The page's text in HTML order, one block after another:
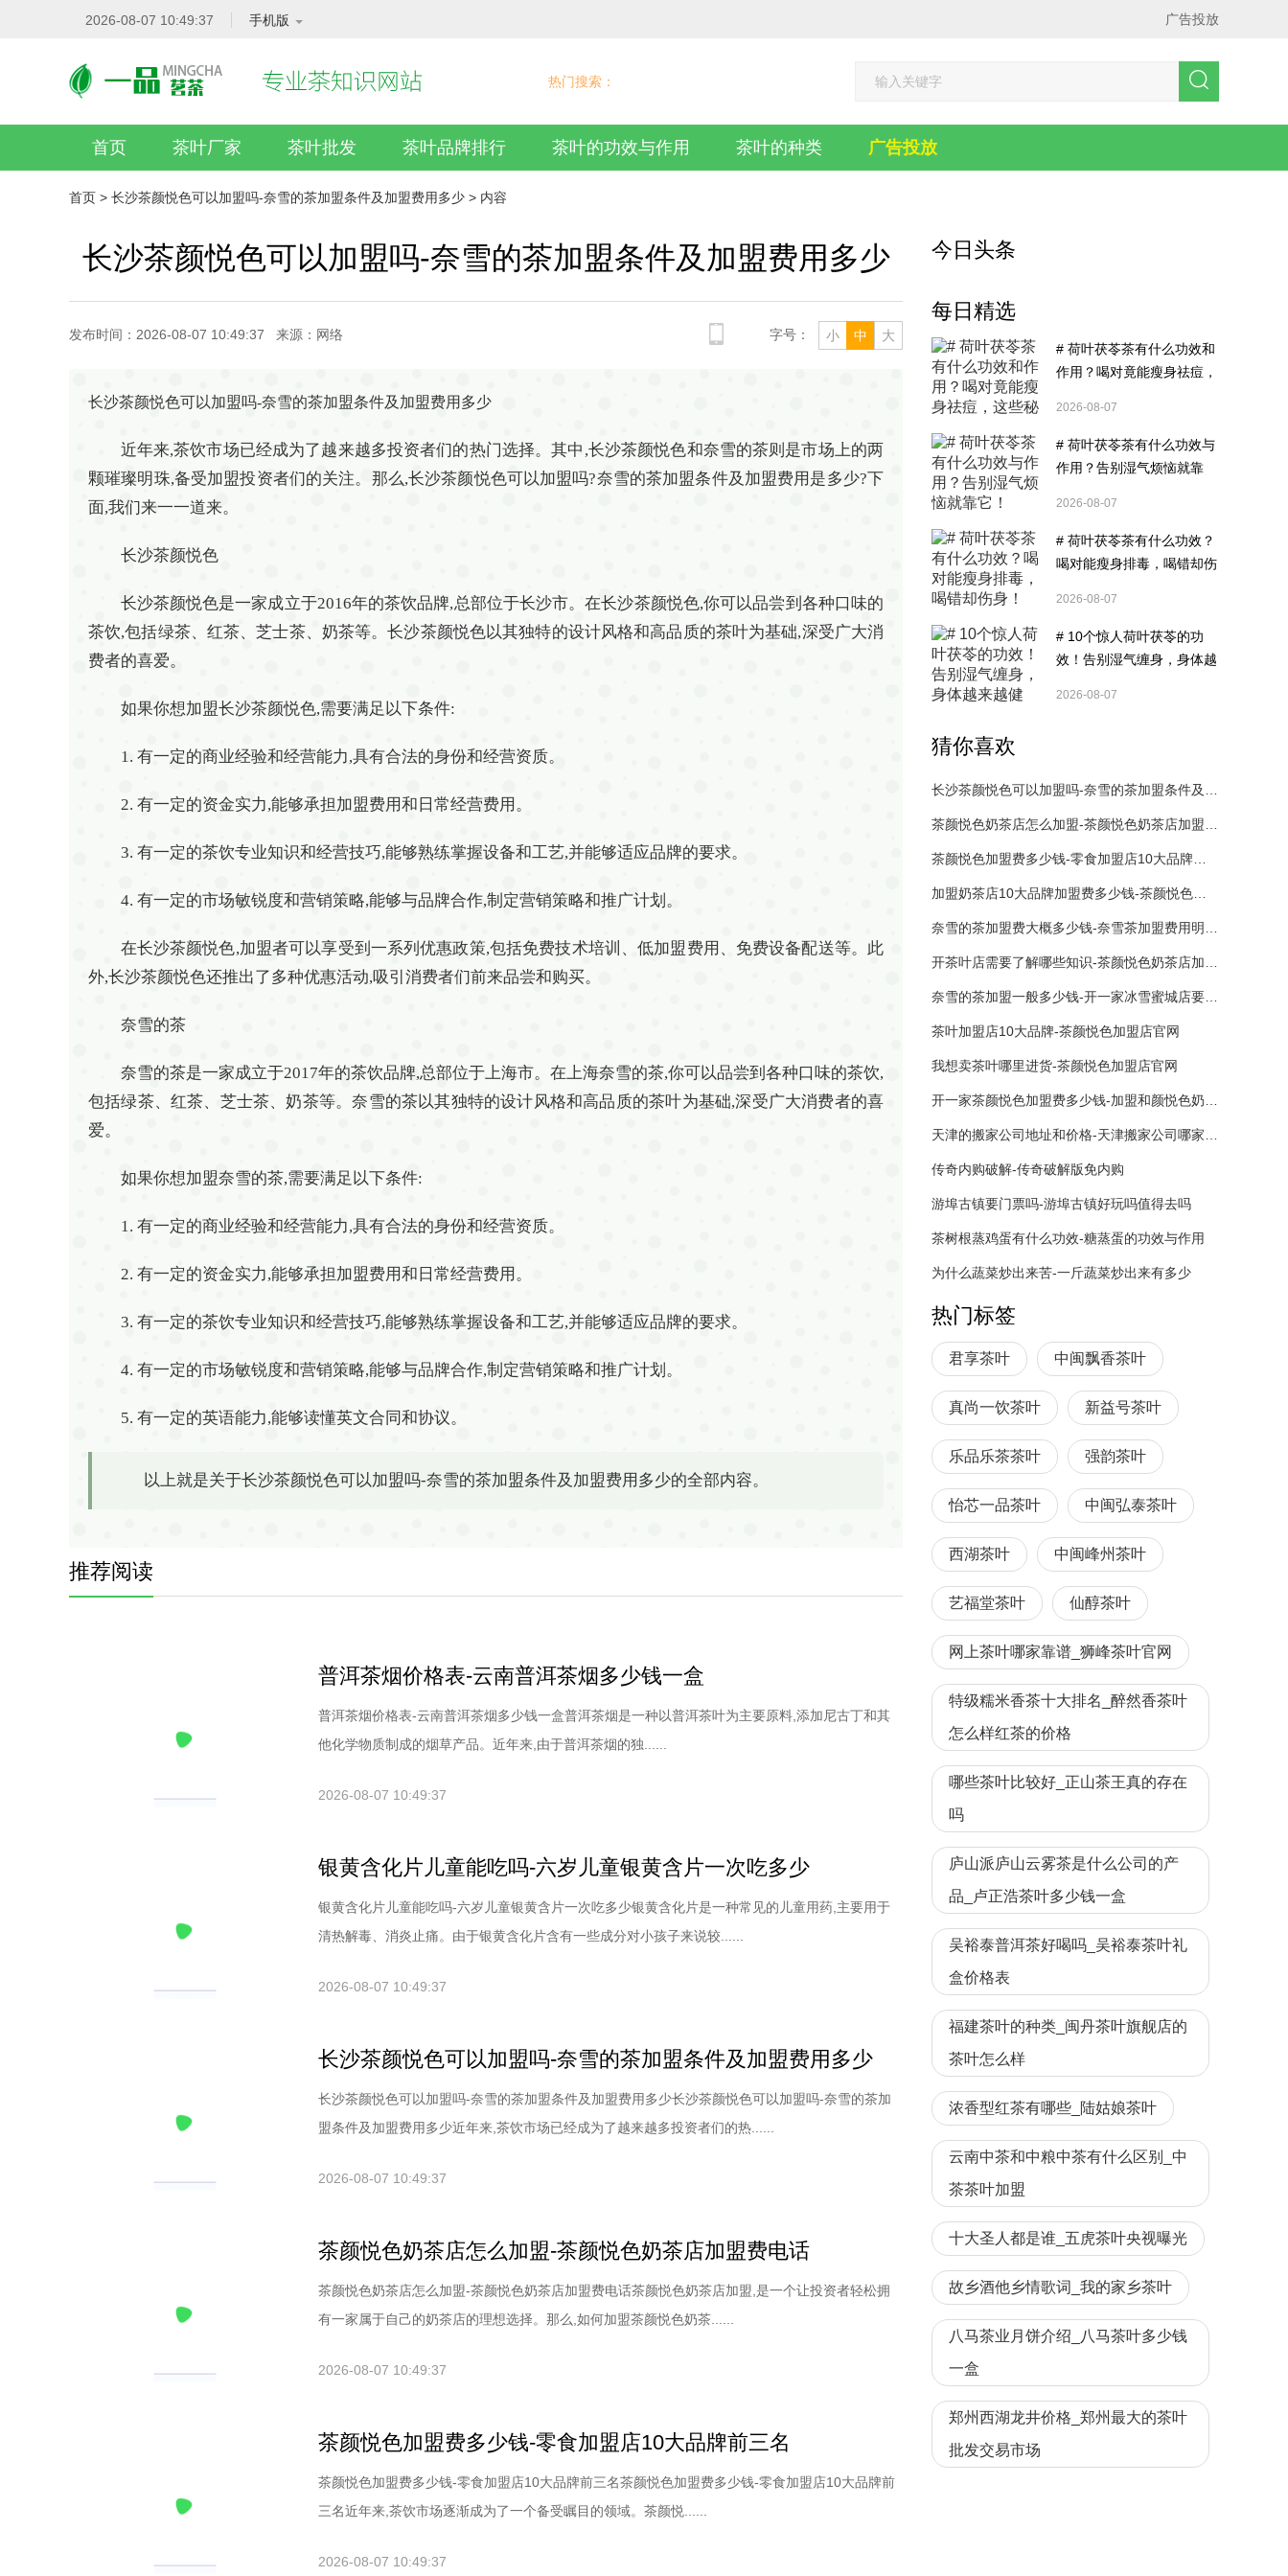
2026-08-07 10:49:37 手机版 广告投放
热门搜索：
首页 茶叶厂家 茶叶批发 茶叶品牌排行 茶叶的功效与作用 茶叶的种类 广告投放
首页 > 长沙茶颜悦色可以加盟吗-奈雪的茶加盟条件及加盟费用多少 > 内容
长沙茶颜悦色可以加盟吗-奈雪的茶加盟条件及加盟费用多少
发布时间：2026-08-07 10:49:37 来源：网络 小 中 大
字号：
长沙茶颜悦色可以加盟吗-奈雪的茶加盟条件及加盟费用多少
近年来,茶饮市场已经成为了越来越多投资者们的热门选择。其中,长沙茶颜悦色和奈雪的茶则是市场上的两
颗璀璨明珠,备受加盟投资者们的关注。那么,长沙茶颜悦色可以加盟吗?奈雪的茶加盟条件及加盟费用是多少?下
面,我们来一一道来。
长沙茶颜悦色
长沙茶颜悦色是一家成立于2016年的茶饮品牌,总部位于长沙市。在长沙茶颜悦色,你可以品尝到各种口味的
茶饮,包括绿茶、红茶、芝士茶、奶茶等。长沙茶颜悦色以其独特的设计风格和高品质的茶叶为基础,深受广大消
费者的喜爱。
如果你想加盟长沙茶颜悦色,需要满足以下条件:
1. 有一定的商业经验和经营能力,具有合法的身份和经营资质。
2. 有一定的资金实力,能够承担加盟费用和日常经营费用。
3. 有一定的茶饮专业知识和经营技巧,能够熟练掌握设备和工艺,并能够适应品牌的要求。
4. 有一定的市场敏锐度和营销策略,能够与品牌合作,制定营销策略和推广计划。
在长沙茶颜悦色,加盟者可以享受到一系列优惠政策,包括免费技术培训、低加盟费用、免费设备配送等。此
外,长沙茶颜悦色还推出了多种优惠活动,吸引消费者们前来品尝和购买。
奈雪的茶
奈雪的茶是一家成立于2017年的茶饮品牌,总部位于上海市。在上海奈雪的茶,你可以品尝到各种口味的茶饮,
包括绿茶、红茶、芝士茶、奶茶等。奈雪的茶以其独特的设计风格和高品质的茶叶为基础,深受广大消费者的喜
爱。
如果你想加盟奈雪的茶,需要满足以下条件:
1. 有一定的商业经验和经营能力,具有合法的身份和经营资质。
2. 有一定的资金实力,能够承担加盟费用和日常经营费用。
3. 有一定的茶饮专业知识和经营技巧,能够熟练掌握设备和工艺,并能够适应品牌的要求。
4. 有一定的市场敏锐度和营销策略,能够与品牌合作,制定营销策略和推广计划。
5. 有一定的英语能力,能够读懂英文合同和协议。
以上就是关于长沙茶颜悦色可以加盟吗-奈雪的茶加盟条件及加盟费用多少的全部内容。
推荐阅读
普洱茶烟价格表-云南普洱茶烟多少钱一盒
普洱茶烟价格表-云南普洱茶烟多少钱一盒普洱茶烟是一种以普洱茶叶为主要原料,添加尼古丁和其
他化学物质制成的烟草产品。近年来,由于普洱茶烟的独......
2026-08-07 10:49:37
银黄含化片儿童能吃吗-六岁儿童银黄含片一次吃多少
银黄含化片儿童能吃吗-六岁儿童银黄含片一次吃多少银黄含化片是一种常见的儿童用药,主要用于
清热解毒、消炎止痛。由于银黄含化片含有一些成分对小孩子来说较......
2026-08-07 10:49:37
长沙茶颜悦色可以加盟吗-奈雪的茶加盟条件及加盟费用多少
长沙茶颜悦色可以加盟吗-奈雪的茶加盟条件及加盟费用多少长沙茶颜悦色可以加盟吗-奈雪的茶加
盟条件及加盟费用多少近年来,茶饮市场已经成为了越来越多投资者们的热......
2026-08-07 10:49:37
茶颜悦色奶茶店怎么加盟-茶颜悦色奶茶店加盟费电话
茶颜悦色奶茶店怎么加盟-茶颜悦色奶茶店加盟费电话茶颜悦色奶茶店加盟,是一个让投资者轻松拥
有一家属于自己的奶茶店的理想选择。那么,如何加盟茶颜悦色奶茶......
2026-08-07 10:49:37
茶颜悦色加盟费多少钱-零食加盟店10大品牌前三名
茶颜悦色加盟费多少钱-零食加盟店10大品牌前三名茶颜悦色加盟费多少钱-零食加盟店10大品牌前
三名近年来,茶饮市场逐渐成为了一个备受瞩目的领域。茶颜悦......
2026-08-07 10:49:37
今日头条
每日精选
# 荷叶茯苓茶有什么功效和
作用？喝对竟能瘦身祛痘，
2026-08-07
# 荷叶茯苓茶有什么功效与
作用？告别湿气烦恼就靠
2026-08-07
# 荷叶茯苓茶有什么功效？
喝对能瘦身排毒，喝错却伤
2026-08-07
# 10个惊人荷叶茯苓的功
效！告别湿气缠身，身体越
2026-08-07
猜你喜欢
茶叶加盟店10大品牌-茶颜悦色加盟店官网
我想卖茶叶哪里进货-茶颜悦色加盟店官网
传奇内购破解-传奇破解版免内购
游埠古镇要门票吗-游埠古镇好玩吗值得去吗
茶树根蒸鸡蛋有什么功效-糖蒸蛋的功效与作用
为什么蔬菜炒出来苦-一斤蔬菜炒出来有多少
热门标签
君享茶叶 中闽飘香茶叶
真尚一饮茶叶 新益号茶叶
乐品乐茶茶叶 强韵茶叶
怡芯一品茶叶 中闽弘泰茶叶
西湖茶叶 中闽峰州茶叶
艺福堂茶叶 仙醇茶叶
网上茶叶哪家靠谱_狮峰茶叶官网
特级糯米香茶十大排名_醉然香茶叶
怎么样红茶的价格
哪些茶叶比较好_正山茶王真的存在
吗
庐山派庐山云雾茶是什么公司的产
品_卢正浩茶叶多少钱一盒
吴裕泰普洱茶好喝吗_吴裕泰茶叶礼
盒价格表
福建茶叶的种类_闽丹茶叶旗舰店的
茶叶怎么样
浓香型红茶有哪些_陆姑娘茶叶
云南中茶和中粮中茶有什么区别_中
茶茶叶加盟
十大圣人都是谁_五虎茶叶央视曝光
故乡酒他乡情歌词_我的家乡茶叶
八马茶业月饼介绍_八马茶叶多少钱
一盒
郑州西湖龙井价格_郑州最大的茶叶
批发交易市场